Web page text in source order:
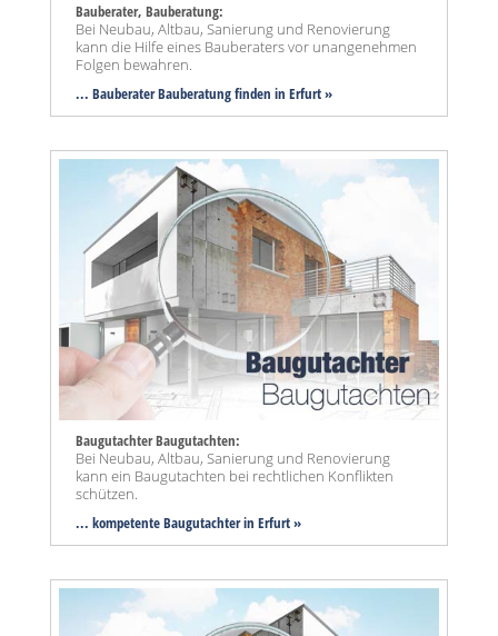
Bauberater, Bauberatung:
Bei Neubau, Altbau, Sanierung und Renovierung
kann die Hilfe eines Bauberaters vor unangenehmen
Folgen bewahren.
... Bauberater Bauberatung finden in Erfurt »
Baugutachter Baugutachten:
Bei Neubau, Altbau, Sanierung und Renovierung
kann ein Baugutachten bei rechtlichen Konflikten
schützen.
... kompetente Baugutachter in Erfurt »